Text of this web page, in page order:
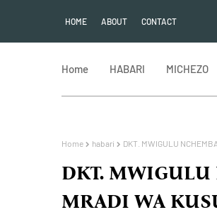
HOME ABOUT CONTACT
Home HABARI MICHEZO
Home habari DKT. MWIGULU
DKT. MWIGULU
MRADI WA